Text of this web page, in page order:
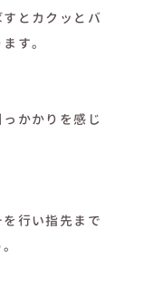
とカクッとバ
す。
かかりを感じ
行い指先まで